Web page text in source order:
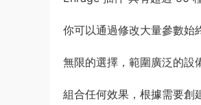
你可以通過修改大量參數始
無限的選擇，範圍廣泛的設
組合任何效果，根據需要創